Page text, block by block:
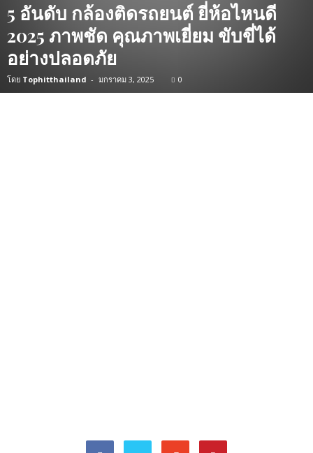
5 อันดับ กล้องติดรถยนต์ ยี่ห้อไหนดี
2025 ภาพชัด คุณภาพเยี่ยม ขับขี่ได้
อย่างปลอดภัย
โดย Tophitthailand - มกราคม 3, 2025 0